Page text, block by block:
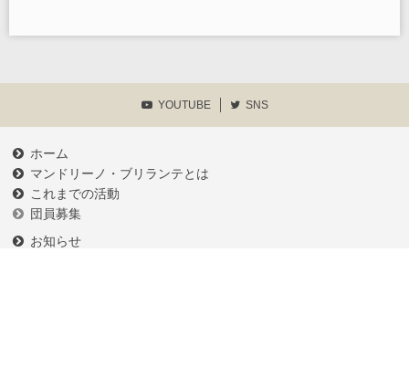
YOUTUBE SNS
ホーム
マンドリーノ・ブリランテとは
これまでの活動
団員募集
お知らせ